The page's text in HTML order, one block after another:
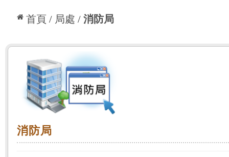
首頁 局處 消防局
::: 消防局
消防局